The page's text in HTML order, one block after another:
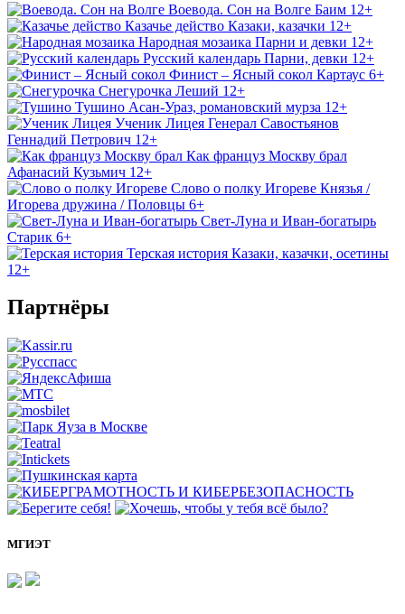
Воевода. Сон на Волге Баим 12+
Казачье действо Казаки, казачки 12+
Народная мозаика Парни и девки 12+
Русский календарь Парни, девки 12+
Финист – Ясный сокол Картаус 6+
Снегурочка Леший 12+
Тушино Асан-Ураз, романовский мурза 12+
Ученик Лицея Генерал Савостьянов
Геннадий Петрович 12+
Как француз Москву брал
Афанасий Кузьмич 12+
Слово о полку Игореве Князья /
Игорева дружина / Половцы 6+
Свет-Луна и Иван-богатырь
Старик 6+
Терская история Казаки, казачки, осетины
12+
Партнёры
МГИЭТ